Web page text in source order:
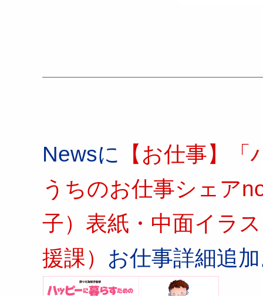
Newsに 【お仕事】
うちのお仕事シェア
子）表紙・中面イラ
援課） お仕事詳細追